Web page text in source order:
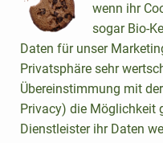
1 Stk
Packung
Räucherl
achs
Auswahl ändern
wenn ihr
sogar Bio-
Daten für unser
Privatsphäre sehr
Übereinstimmung mit
Privacy) die Möglichkeit
Dienstleister ihr Daten